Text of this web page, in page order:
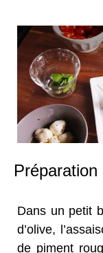
Préparation
Dans un petit
d’olive,
de piment